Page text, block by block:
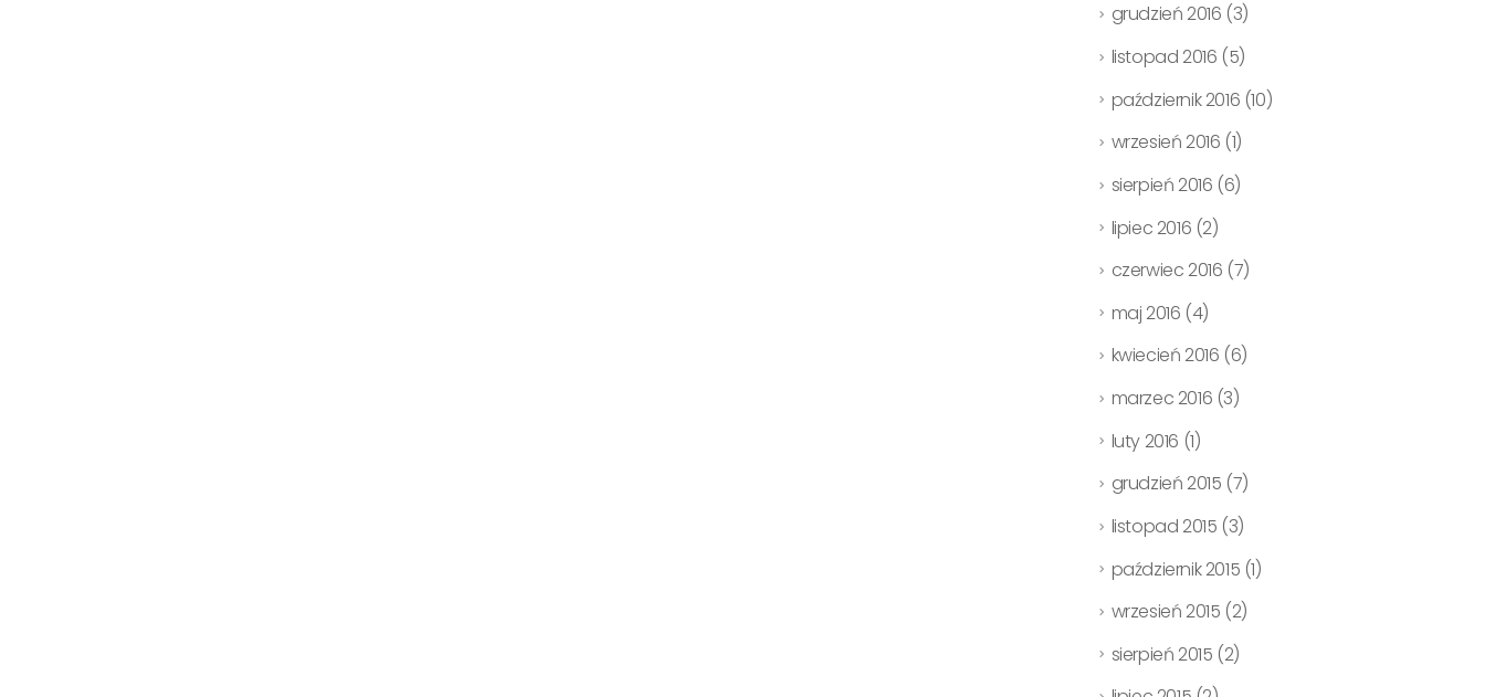
grudzień 2016 (3)
listopad 2016 (5)
październik 2016 (10)
wrzesień 2016 (1)
sierpień 2016 (6)
lipiec 2016 (2)
czerwiec 2016 (7)
maj 2016 (4)
kwiecień 2016 (6)
marzec 2016 (3)
luty 2016 (1)
grudzień 2015 (7)
listopad 2015 (3)
październik 2015 (1)
wrzesień 2015 (2)
sierpień 2015 (2)